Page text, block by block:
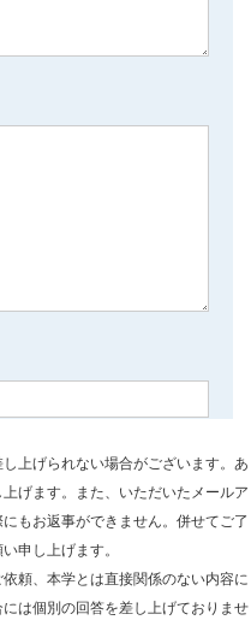
上げられない場合がございます。あ
げます。また、いただいたメールア
もお返事ができません。併せてご了
申し上げます。
頼、本学とは直接関係のない内容に
は個別の回答を差し上げておりませ